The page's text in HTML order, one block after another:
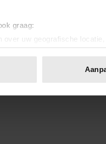
graag:
over uw geografische
door het actief te
of intrekken in de
en advertenties te
Ook delen we informatie